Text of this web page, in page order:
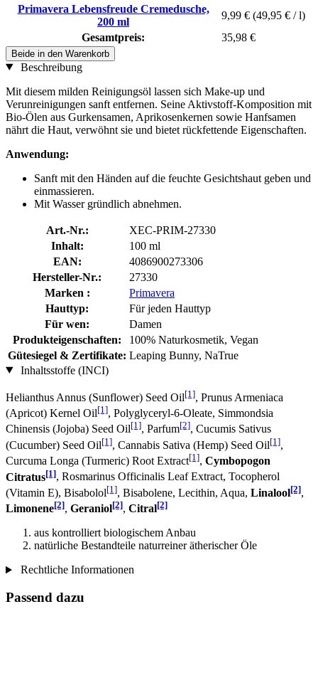
Primavera Lebensfreude Cremedusche,
200 ml
9,99 € (49,95 € / l)
Gesamtpreis:
35,98 €
Beide in den Warenkorb
Beschreibung
Mit diesem milden Reinigungsöl lassen sich Make-up und
Verunreinigungen sanft entfernen. Seine Aktivstoff-Komposition mit
Bio-Ölen aus Gurkensamen, Aprikosenkernen sowie Hanfsamen
nährt die Haut, verwöhnt sie und bietet rückfettende Eigenschaften.
Anwendung:
Sanft mit den Händen auf die feuchte Gesichtshaut geben und
einmassieren.
Mit Wasser gründlich abnehmen.
Art.-Nr.:
XEC-PRIM-27330
Inhalt:
100 ml
EAN:
4086900273306
Hersteller-Nr.:
27330
Marken :
Primavera
Hauttyp:
Für jeden Hauttyp
Für wen:
Damen
Produkteigenschaften:
100% Naturkosmetik, Vegan
Gütesiegel & Zertifikate: Leaping Bunny, NaTrue
Inhaltsstoffe (INCI)
Helianthus Annus (Sunflower) Seed Oil[1], Prunus Armeniaca
(Apricot) Kernel Oil[1], Polyglyceryl-6-Oleate, Simmondsia
Chinensis (Jojoba) Seed Oil[1], Parfum[2], Cucumis Sativus
(Cucumber) Seed Oil[1], Cannabis Sativa (Hemp) Seed Oil[1],
Curcuma Longa (Turmeric) Root Extract[1], Cymbopogon
Citratus[1], Rosmarinus Officinalis Leaf Extract, Tocopherol
(Vitamin E), Bisabolol[1], Bisabolene, Lecithin, Aqua, Linalool[2],
Limonene[2], Geraniol[2], Citral[2]
aus kontrolliert biologischem Anbau
natürliche Bestandteile naturreiner ätherischer Öle
Rechtliche Informationen
Passend dazu